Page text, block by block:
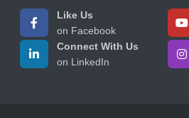
Like Us
on Facebook
Connect With Us
on LinkedIn